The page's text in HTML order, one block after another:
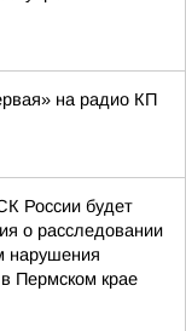
на радио КП
России будет
о расследовании
нарушения
Пермском крае